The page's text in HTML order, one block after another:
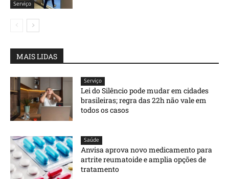
Serviço
MAIS LIDAS
Serviço
Lei do Silêncio pode mudar em cidades
brasileiras; regra das 22h não vale em
todos os casos
Saúde
Anvisa aprova novo medicamento para
artrite reumatoide e amplia opções de
tratamento